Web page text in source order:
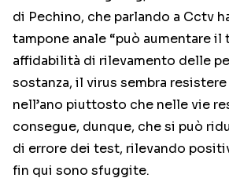
di Pechino, che parlando a Cctv
tampone anale “può aumentare il
affidabilità di rilevamento delle
sostanza, il virus sembra
nell’ano piuttosto che nelle vie
consegue, dunque, che si può
di errore dei test, rilevando
fin qui sono sfuggite.